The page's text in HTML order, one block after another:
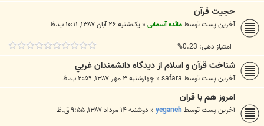
حجیت قرآن
آخرین پست توسطمائده آسمانی« یک‌شنبه ۲۶ آبان ۱۳۸۷, ۱۰:۱۱ ب.ظ
امتیاز دهی: 0.23%
شناخت قرآن و اسلام از ديدگاه دانشمندان غربي
آخرین پست توسطsafara
« چهارشنبه ۳ مهر ۱۳۸۷, ۲:۵۹ ب.ظ
امروز هم با قران
آخرین پست توسطyeganeh
« دوشنبه ۱۴ مرداد ۱۳۸۷, ۹:۵۵ ق.ظ